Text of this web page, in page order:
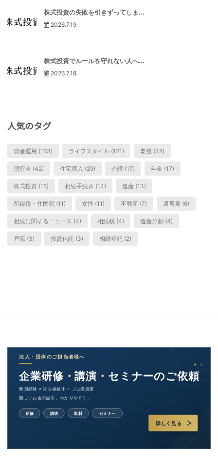
株式投資の失敗を引きずってしま...
2026.7.19
株式投資でルールを守れない人へ...
2026.7.18
人気のタグ
資産運用 (163) ライフスタイル (121) 老後 (48)
預貯金 (42) 住宅購入 (29) 介護 (17) 年金 (17)
株式投資 (16) 相続手続き (14) 遺産 (13)
所得税・住民税 (11) 女性 (11) 不動産 (7) 遺言書 (6)
相続に関するニュース (4) 相続税 (4) 遺産分割 (4)
戸籍 (3) 投資信託 (3) 相続登記 (2)